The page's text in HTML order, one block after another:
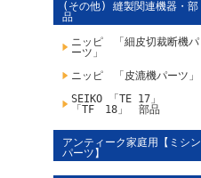
(その他) 縫製関連機器・部
品
ニッピ 「細皮切裁断機パ
ーツ」
ニッピ 「皮漉機パーツ」
SEIKO 「TE 17」
「TF 18」 部品
アンティーク家庭用【ミシン
パーツ】